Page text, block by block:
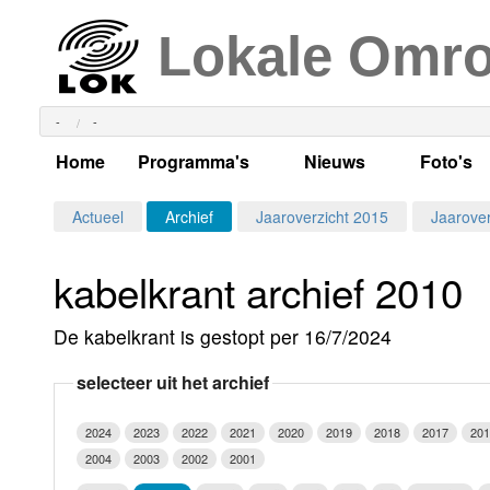
Lokale
- -
Home Programma's
Alle dagen
Per dag
Maandag
Luister LOK Live
Nieuws
Actueel Lokaal
Kabelkrant
Foto's
Actueel Archief Jaaroverzicht 2015
kabelkrant archief 2010
De kabelkrant is gestopt per 16/7/2024
selecteer uit het archief
2024 2023 2022 2021 2020 2019 2018 2017
2004
2003 2002
2001